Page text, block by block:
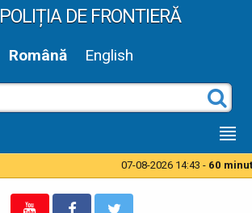
POLIȚIA DE FRONTIERĂ
Română English
07-08-2026 14:43 -60